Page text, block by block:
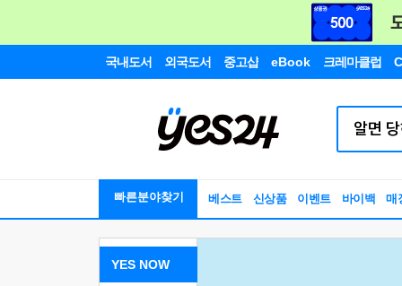
국내도서 외국도서 중고샵 eBook 크레마클럽
빠른분야찾기 베스트 신상품 이벤트 바이백 매
YES NOW